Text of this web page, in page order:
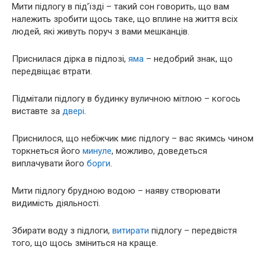
Мити підлогу в під’їзді – такий сон говорить, що вам
належить зробити щось таке, що вплине на життя всіх
людей, які живуть поруч з вами мешканців.
Приснилася дірка в підлозі, яма – недобрий знак, що
передвіщає втрати.
Підмітали підлогу в будинку вуличною мітлою – когось
виставте за двері.
Приснилося, що небіжчик миє підлогу – вас якимсь чином
торкнеться його минуле, можливо, доведеться
виплачувати його борги.
Мити підлогу брудною водою – наяву створювати
видимість діяльності.
Збирати воду з підлоги, витирати підлогу – передвістя
того, що щось зміниться на краще.